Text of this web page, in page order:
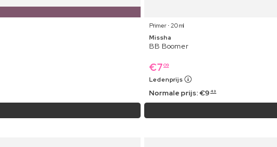
Primer ⋅ 20 ml
Missha
BB Boomer
€7 09
Ledenprijs
Normale prijs:€9 49